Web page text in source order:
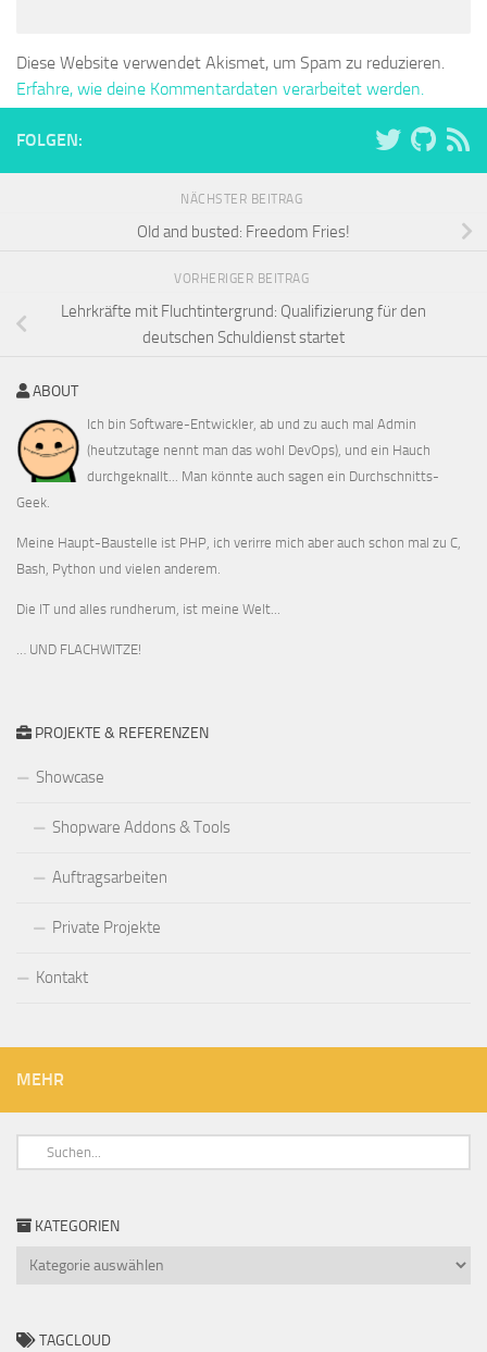
Diese Website verwendet Akismet, um Spam zu reduzieren.
Erfahre, wie deine Kommentardaten verarbeitet werden.
FOLGEN:
NÄCHSTER BEITRAG
Old and busted: Freedom Fries!
VORHERIGER BEITRAG
Lehrkräfte mit Fluchtintergrund: Qualifizierung für den
deutschen Schuldienst startet
ABOUT
Ich bin Software-Entwickler, ab und zu auch mal Admin
(heutzutage nennt man das wohl DevOps), und ein Hauch
durchgeknallt... Man könnte auch sagen ein Durchschnitts-
Geek.
Meine Haupt-Baustelle ist PHP, ich verirre mich aber auch schon mal zu C,
Bash, Python und vielen anderem.
Die IT und alles rundherum, ist meine Welt...
… UND FLACHWITZE!
PROJEKTE & REFERENZEN
Showcase
Shopware Addons & Tools
Auftragsarbeiten
Private Projekte
Kontakt
MEHR
KATEGORIEN
TAGCLOUD